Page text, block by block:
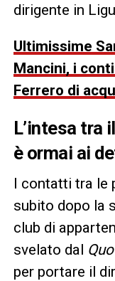
dirigente in
Ultimissime
Mancini, i
Ferrero di
L’intesa tra
è ormai ai
I contatti tra le
subito dopo la
club di
svelato dal
per portare il